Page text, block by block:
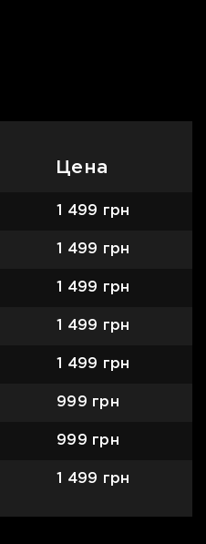
Цена
1 499 грн
1 499 грн
1 499 грн
1 499 грн
1 499 грн
999 грн
999 грн
1 499 грн